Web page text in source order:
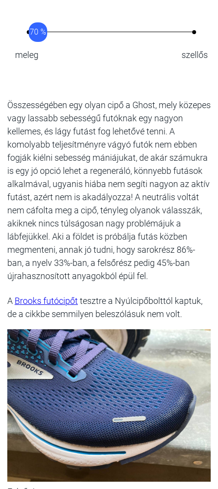
70 %
meleg szellős
Összességében egy olyan cipő a Ghost, mely közepes
vagy lassabb sebességű futóknak egy nagyon
kellemes, és lágy futást fog lehetővé tenni. A
komolyabb teljesítményre vágyó futók nem ebben
fogják kiélni sebesség mániájukat, de akár számukra
is egy jó opció lehet a regeneráló, könnyebb futások
alkalmával, ugyanis hiába nem segíti nagyon az aktív
futást, azért nem is akadályozza! A neutrális voltát
nem cáfolta meg a cipő, tényleg olyanok válasszák,
akiknek nincs túlságosan nagy problémájuk a
lábfejükkel. Aki a földet is próbálja futás közben
megmenteni, annak jó tudni, hogy sarokrész 86%-
ban, a nyelv 33%-ban, a felsőrész pedig 45%-ban
újrahasznosított anyagokból épül fel.
A Brooks futócipőt tesztre a Nyúlcipőbolttól kaptuk,
de a cikkbe semmilyen beleszólásuk nem volt.